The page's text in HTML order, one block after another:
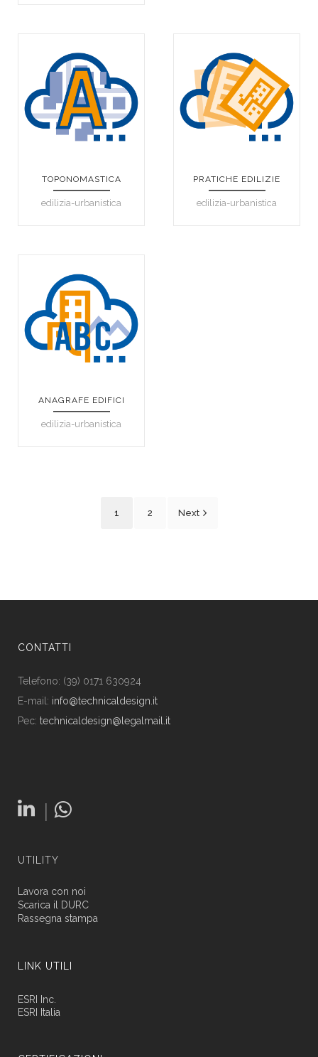
TOPONOMASTICA
edilizia-urbanistica
PRATICHE EDILIZIE
edilizia-urbanistica
ANAGRAFE EDIFICI
edilizia-urbanistica
1 2 Next
CONTATTI
Telefono: (39) 0171 630924
E-mail: info@technicaldesign.it
Pec: technicaldesign@legalmail.it
|
UTILITY
Lavora con noi
Scarica il DURC
Rassegna stampa
LINK UTILI
ESRI Inc.
ESRI Italia